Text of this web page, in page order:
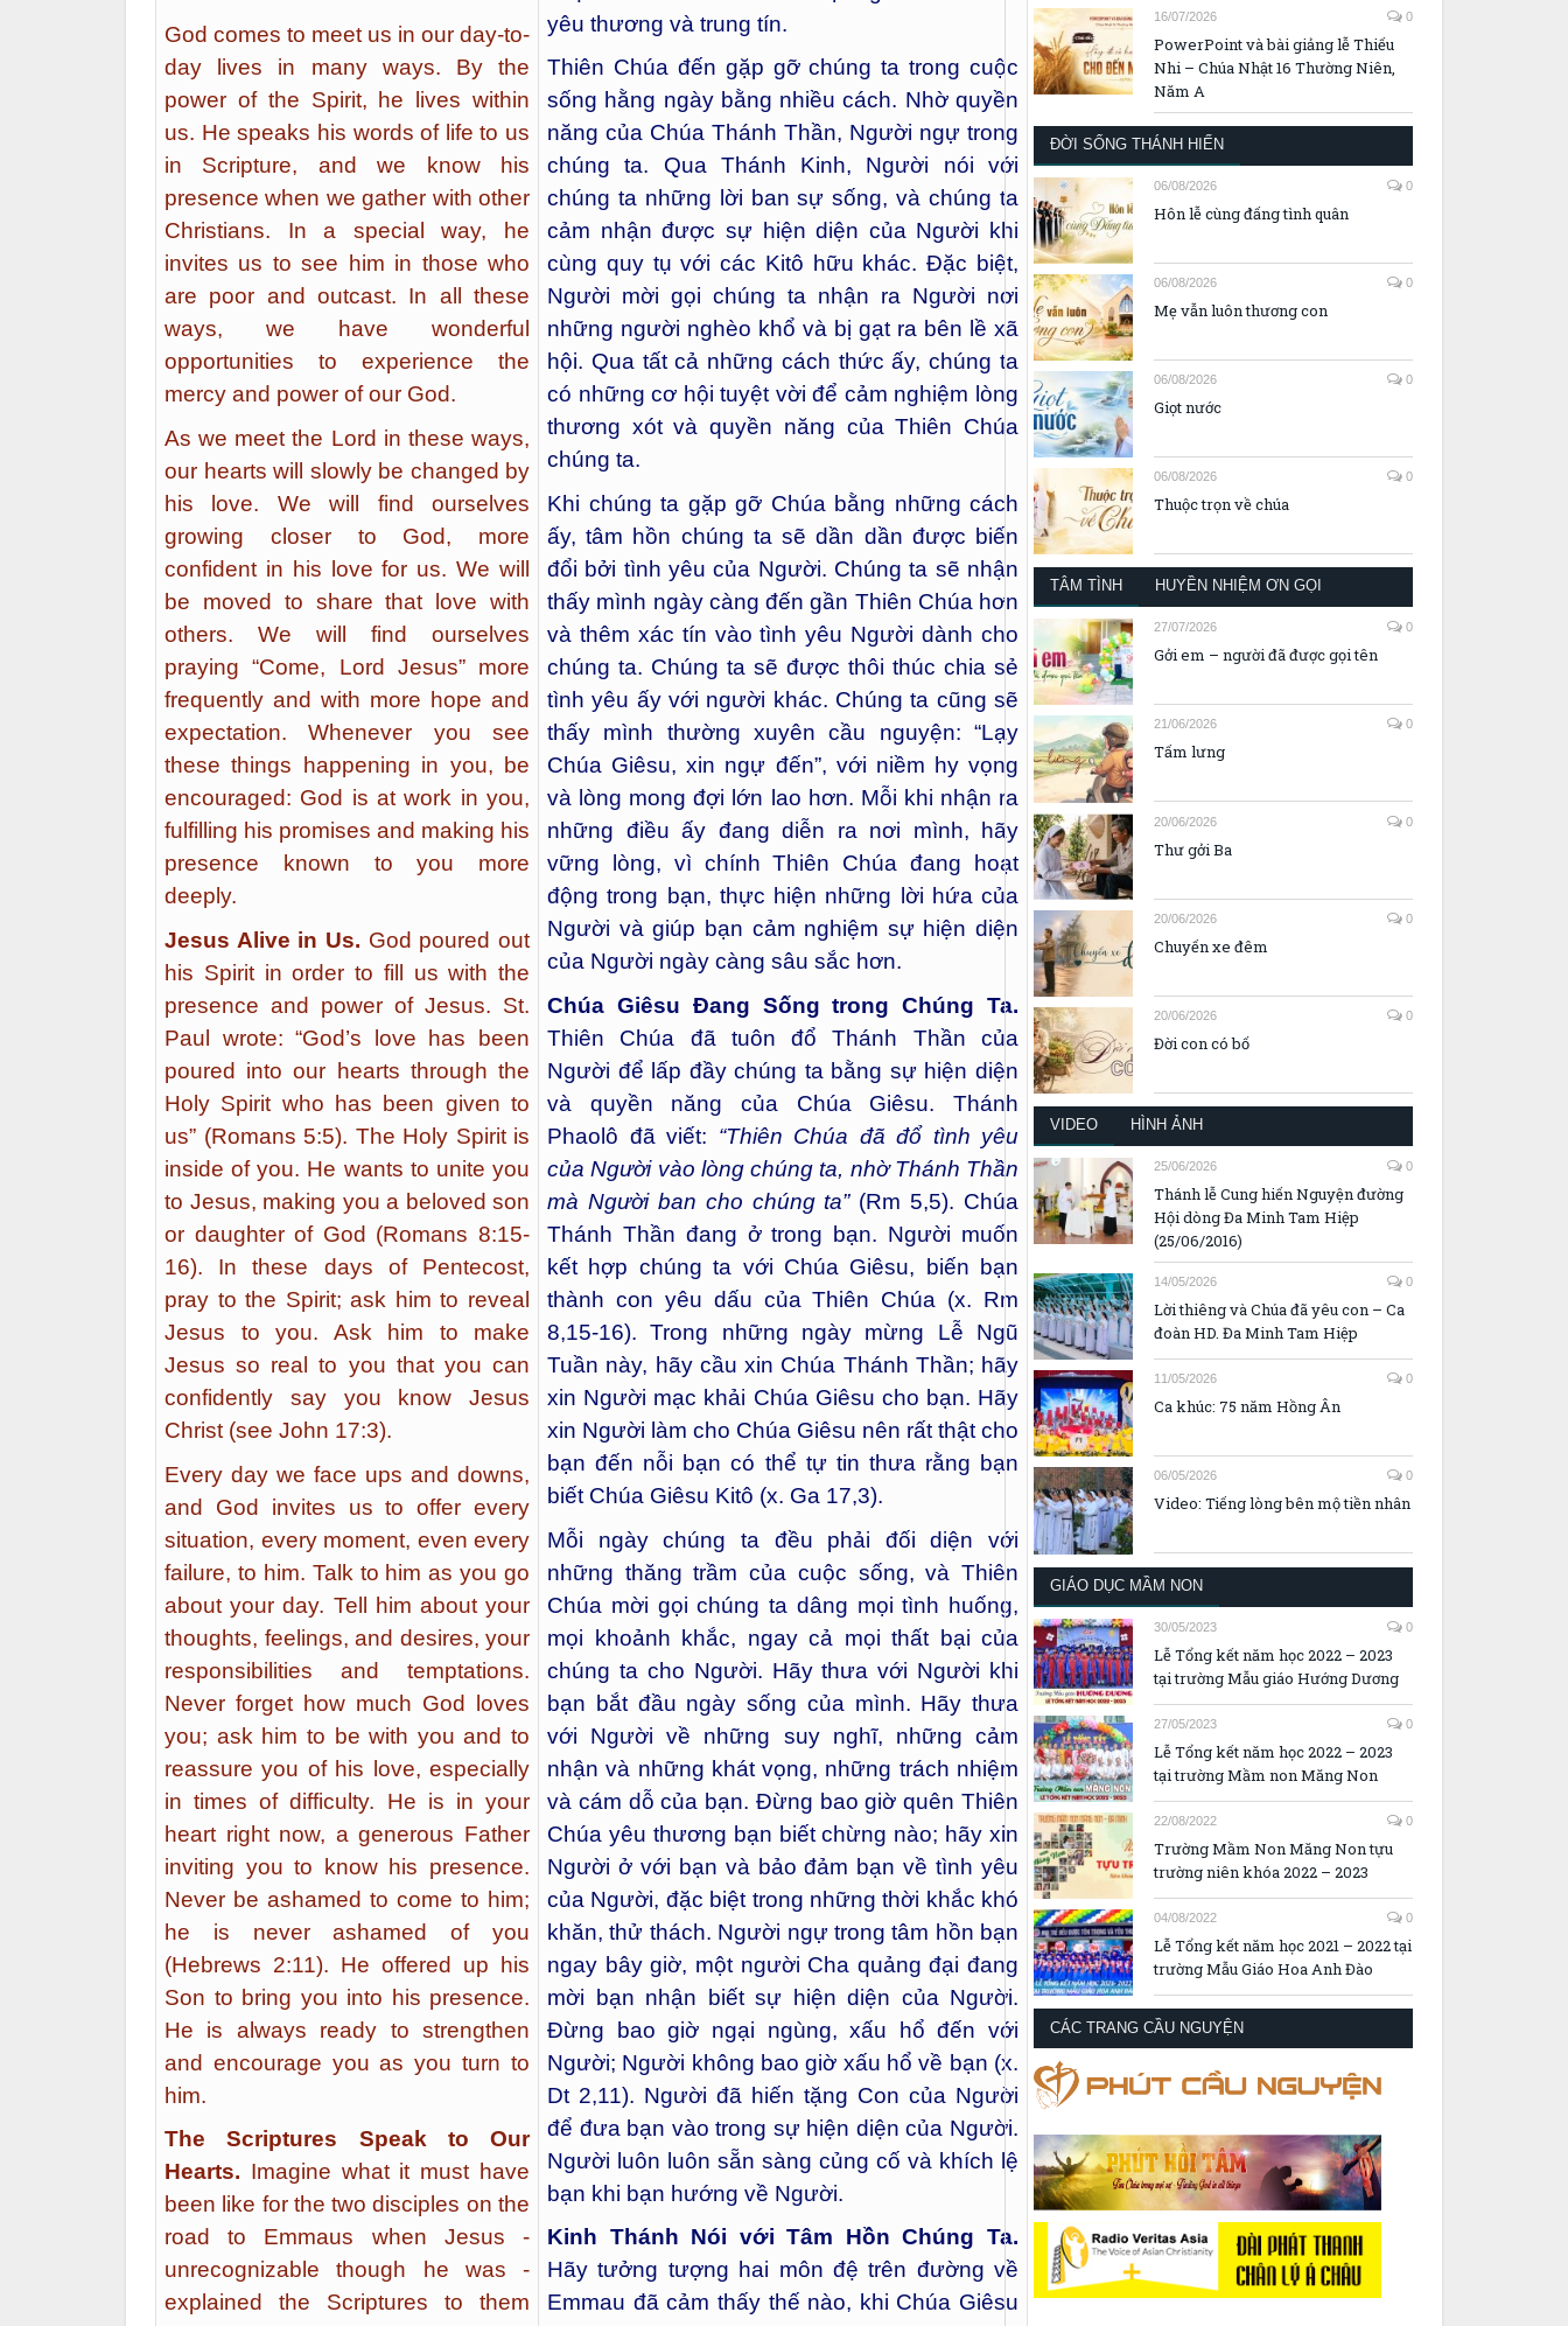
God comes to meet us in our day-to-
day lives in many ways. By the
power of the Spirit, he lives within
us. He speaks his words of life to us
in Scripture, and we know his
presence when we gather with other
Christians. In a special way, he
invites us to see him in those who
are poor and outcast. In all these
ways, we have wonderful
opportunities to experience the
mercy and power of our God.
As we meet the Lord in these ways,
our hearts will slowly be changed by
his love. We will find ourselves
growing closer to God, more
confident in his love for us. We will
be moved to share that love with
others. We will find ourselves
praying “Come, Lord Jesus” more
frequently and with more hope and
expectation. Whenever you see
these things happening in you, be
encouraged: God is at work in you,
fulfilling his promises and making his
presence known to you more
deeply.
Jesus Alive in Us. God poured out
his Spirit in order to fill us with the
presence and power of Jesus. St.
Paul wrote: “God’s love has been
poured into our hearts through the
Holy Spirit who has been given to
us” (Romans 5:5). The Holy Spirit is
inside of you. He wants to unite you
to Jesus, making you a beloved son
or daughter of God (Romans 8:15-
16). In these days of Pentecost,
pray to the Spirit; ask him to reveal
Jesus to you. Ask him to make
Jesus so real to you that you can
confidently say you know Jesus
Christ (see John 17:3).
Every day we face ups and downs,
and God invites us to offer every
situation, every moment, even every
failure, to him. Talk to him as you go
about your day. Tell him about your
thoughts, feelings, and desires, your
responsibilities and temptations.
Never forget how much God loves
you; ask him to be with you and to
reassure you of his love, especially
in times of difficulty. He is in your
heart right now, a generous Father
inviting you to know his presence.
Never be ashamed to come to him;
he is never ashamed of you
(Hebrews 2:11). He offered up his
Son to bring you into his presence.
He is always ready to strengthen
and encourage you as you turn to
him.
The Scriptures Speak to Our
Hearts. Imagine what it must have
been like for the two disciples on the
road to Emmaus when Jesus -
unrecognizable though he was -
explained the Scriptures to them
yêu thương và trung tín.
Thiên Chúa đến gặp gỡ chúng ta trong cuộc
sống hằng ngày bằng nhiều cách. Nhờ quyền
năng của Chúa Thánh Thần, Người ngự trong
chúng ta. Qua Thánh Kinh, Người nói với
chúng ta những lời ban sự sống, và chúng ta
cảm nhận được sự hiện diện của Người khi
cùng quy tụ với các Kitô hữu khác. Đặc biệt,
Người mời gọi chúng ta nhận ra Người nơi
những người nghèo khổ và bị gạt ra bên lề xã
hội. Qua tất cả những cách thức ấy, chúng ta
có những cơ hội tuyệt vời để cảm nghiệm lòng
thương xót và quyền năng của Thiên Chúa
chúng ta.
Khi chúng ta gặp gỡ Chúa bằng những cách
ấy, tâm hồn chúng ta sẽ dần dần được biến
đổi bởi tình yêu của Người. Chúng ta sẽ nhận
thấy mình ngày càng đến gần Thiên Chúa hơn
và thêm xác tín vào tình yêu Người dành cho
chúng ta. Chúng ta sẽ được thôi thúc chia sẻ
tình yêu ấy với người khác. Chúng ta cũng sẽ
thấy mình thường xuyên cầu nguyện: “Lạy
Chúa Giêsu, xin ngự đến”, với niềm hy vọng
và lòng mong đợi lớn lao hơn. Mỗi khi nhận ra
những điều ấy đang diễn ra nơi mình, hãy
vững lòng, vì chính Thiên Chúa đang hoạt
động trong bạn, thực hiện những lời hứa của
Người và giúp bạn cảm nghiệm sự hiện diện
của Người ngày càng sâu sắc hơn.
Chúa Giêsu Đang Sống trong Chúng Ta.
Thiên Chúa đã tuôn đổ Thánh Thần của
Người để lấp đầy chúng ta bằng sự hiện diện
và quyền năng của Chúa Giêsu. Thánh
Phaolô đã viết: “Thiên Chúa đã đổ tình yêu
của Người vào lòng chúng ta, nhờ Thánh Thần
mà Người ban cho chúng ta”(Rm 5,5). Chúa
Thánh Thần đang ở trong bạn. Người muốn
kết hợp chúng ta với Chúa Giêsu, biến bạn
thành con yêu dấu của Thiên Chúa (x. Rm
8,15-16). Trong những ngày mừng Lễ Ngũ
Tuần này, hãy cầu xin Chúa Thánh Thần; hãy
xin Người mạc khải Chúa Giêsu cho bạn. Hãy
xin Người làm cho Chúa Giêsu nên rất thật cho
bạn đến nỗi bạn có thể tự tin thưa rằng bạn
biết Chúa Giêsu Kitô (x. Ga 17,3).
Mỗi ngày chúng ta đều phải đối diện với
những thăng trầm của cuộc sống, và Thiên
Chúa mời gọi chúng ta dâng mọi tình huống,
mọi khoảnh khắc, ngay cả mọi thất bại của
chúng ta cho Người. Hãy thưa với Người khi
bạn bắt đầu ngày sống của mình. Hãy thưa
với Người về những suy nghĩ, những cảm
nhận và những khát vọng, những trách nhiệm
và cám dỗ của bạn. Đừng bao giờ quên Thiên
Chúa yêu thương bạn biết chừng nào; hãy xin
Người ở với bạn và bảo đảm bạn về tình yêu
của Người, đặc biệt trong những thời khắc khó
khăn, thử thách. Người ngự trong tâm hồn bạn
ngay bây giờ, một người Cha quảng đại đang
mời bạn nhận biết sự hiện diện của Người.
Đừng bao giờ ngại ngùng, xấu hổ đến với
Người; Người không bao giờ xấu hổ về bạn (x.
Dt 2,11). Người đã hiến tặng Con của Người
để đưa bạn vào trong sự hiện diện của Người.
Người luôn luôn sẵn sàng củng cố và khích lệ
bạn khi bạn hướng về Người.
Kinh Thánh Nói với Tâm Hồn Chúng Ta.
Hãy tưởng tượng hai môn đệ trên đường về
Emmau đã cảm thấy thế nào, khi Chúa Giêsu
16/07/2026 0
PowerPoint và bài giảng lễ Thiếu
Nhi – Chúa Nhật 16 Thường Niên,
Năm A
ĐỜI SỐNG THÁNH HIẾN
06/08/2026 0
Hôn lễ cùng đấng tình quân
06/08/2026 0
Mẹ vẫn luôn thương con
06/08/2026 0
Giọt nước
06/08/2026 0
Thuộc trọn về chúa
TÂM TÌNH HUYỀN NHIỆM ƠN GỌI
27/07/2026 0
Gởi em – người đã được gọi tên
21/06/2026 0
Tấm lưng
20/06/2026 0
Thư gởi Ba
20/06/2026 0
Chuyến xe đêm
20/06/2026 0
Đời con có bố
VIDEO HÌNH ẢNH
25/06/2026 0
Thánh lễ Cung hiến Nguyện đường
Hội dòng Đa Minh Tam Hiệp
(25/06/2016)
14/05/2026 0
Lời thiêng và Chúa đã yêu con – Ca
đoàn HD. Đa Minh Tam Hiệp
11/05/2026 0
Ca khúc: 75 năm Hồng Ân
06/05/2026 0
Video: Tiếng lòng bên mộ tiền nhân
GIÁO DỤC MẦM NON
30/05/2023 0
Lễ Tổng kết năm học 2022 – 2023
tại trường Mẫu giáo Hướng Dương
27/05/2023 0
Lễ Tổng kết năm học 2022 – 2023
tại trường Mầm non Măng Non
22/08/2022 0
Trường Mầm Non Măng Non tựu
trường niên khóa 2022 – 2023
04/08/2022 0
Lễ Tổng kết năm học 2021 – 2022 tại
trường Mẫu Giáo Hoa Anh Đào
CÁC TRANG CẦU NGUYỆN